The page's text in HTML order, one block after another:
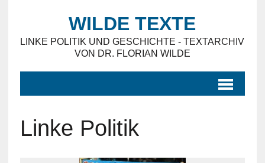
WILDE TEXTE
LINKE POLITIK UND GESCHICHTE - TEXTARCHIV
VON DR. FLORIAN WILDE
Linke Politik